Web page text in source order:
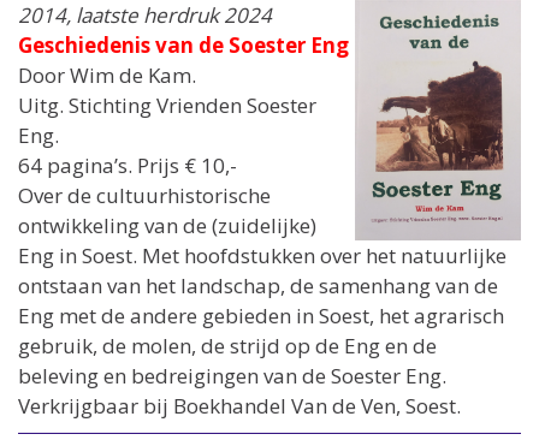
2014, laatste herdruk 2024
Geschiedenis van de Soester Eng
Door Wim de Kam.
Uitg. Stichting Vrienden Soester
Eng.
64 pagina’s. Prijs € 10,-
Over de cultuurhistorische
ontwikkeling van de (zuidelijke)
Eng in Soest. Met hoofdstukken over het natuurlijke
ontstaan van het landschap, de samenhang van de
Eng met de andere gebieden in Soest, het agrarisch
gebruik, de molen, de strijd op de Eng en de
beleving en bedreigingen van de Soester Eng.
Verkrijgbaar bij Boekhandel Van de Ven, Soest.